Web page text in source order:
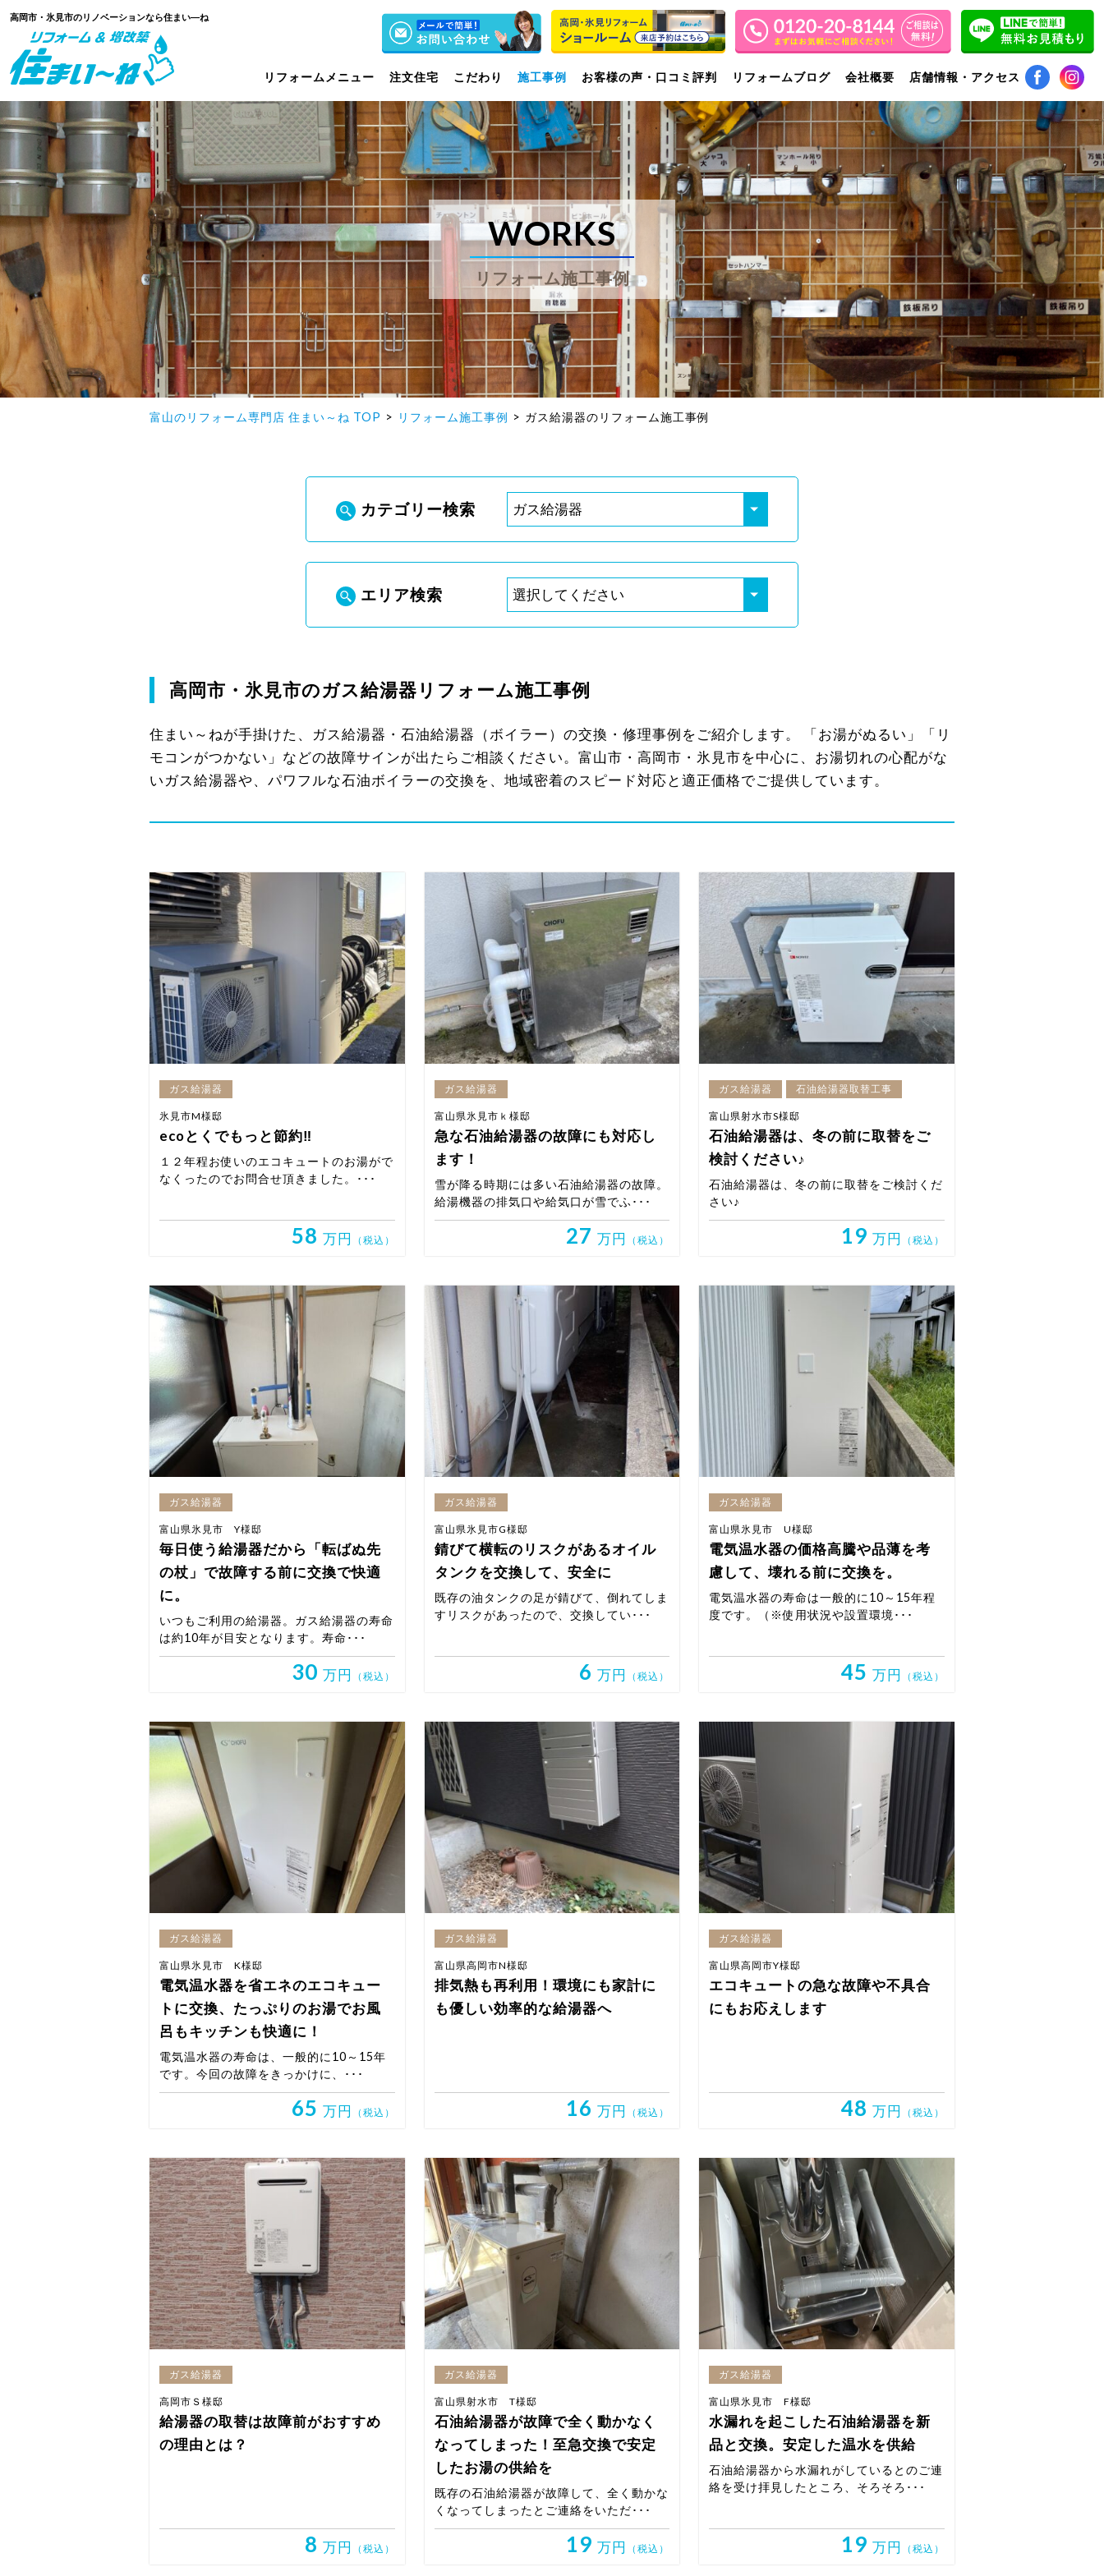
高岡市・氷見市のリノベーションなら住まい―ね
リフォームメニュー 注文住宅 こだわり 施工事例 お客様の声・口コミ評判 リフォームブログ 会社概要 店舗情報・アクセス
WORKS
リフォーム施工事例
富山のリフォーム専門店 住まい～ね TOP リフォーム施工事例 ガス給湯器のリフォーム施工事例
カテゴリー検索
エリア検索
高岡市・氷見市のガス給湯器リフォーム施工事例
住まい～ねが手掛けた、ガス給湯器・石油給湯器（ボイラー）の交換・修理事例をご紹介します。 「お湯がぬるい」「リ
モコンがつかない」などの故障サインが出たらご相談ください。富山市・高岡市・氷見市を中心に、お湯切れの心配がな
いガス給湯器や、パワフルな石油ボイラーの交換を、地域密着のスピード対応と適正価格でご提供しています。
ガス給湯器
氷見市M様邸
ecoとくでもっと節約‼
１２年程お使いのエコキュートのお湯がで
なくったのでお問合せ頂きました。･･･
58 万円 （税込）
ガス給湯器
富山県氷見市ｋ様邸
急な石油給湯器の故障にも対応し
ます！
雪が降る時期には多い石油給湯器の故障。
給湯機器の排気口や給気口が雪でふ･･･
27 万円 （税込）
ガス給湯器 石油給湯器取替工事
富山県射水市S様邸
石油給湯器は、冬の前に取替をご
検討ください♪
石油給湯器は、冬の前に取替をご検討くだ
さい♪
19 万円 （税込）
ガス給湯器
富山県氷見市 Y様邸
毎日使う給湯器だから「転ばぬ先
の杖」で故障する前に交換で快適
に。
いつもご利用の給湯器。ガス給湯器の寿命
は約10年が目安となります。寿命･･･
30 万円 （税込）
ガス給湯器
富山県氷見市G様邸
錆びて横転のリスクがあるオイル
タンクを交換して、安全に
既存の油タンクの足が錆びて、倒れてしま
すリスクがあったので、交換してい･･･
6 万円 （税込）
ガス給湯器
富山県氷見市 U様邸
電気温水器の価格高騰や品薄を考
慮して、壊れる前に交換を。
電気温水器の寿命は一般的に10～15年程
度です。（※使用状況や設置環境･･･
45 万円 （税込）
ガス給湯器
富山県氷見市 K様邸
電気温水器を省エネのエコキュー
トに交換、たっぷりのお湯でお風
呂もキッチンも快適に！
電気温水器の寿命は、一般的に10～15年
です。今回の故障をきっかけに、･･･
65 万円 （税込）
ガス給湯器
富山県高岡市N様邸
排気熱も再利用！環境にも家計に
も優しい効率的な給湯器へ
16 万円 （税込）
ガス給湯器
富山県高岡市Y様邸
エコキュートの急な故障や不具合
にもお応えします
48 万円 （税込）
ガス給湯器
高岡市Ｓ様邸
給湯器の取替は故障前がおすすめ
の理由とは？
8 万円 （税込）
ガス給湯器
富山県射水市 T様邸
石油給湯器が故障で全く動かなく
なってしまった！至急交換で安定
したお湯の供給を
既存の石油給湯器が故障して、全く動かな
くなってしまったとご連絡をいただ･･･
19 万円 （税込）
ガス給湯器
富山県氷見市 F様邸
水漏れを起こした石油給湯器を新
品と交換。安定した温水を供給
石油給湯器から水漏れがしているとのご連
絡を受け拝見したところ、そろそろ･･･
19 万円 （税込）